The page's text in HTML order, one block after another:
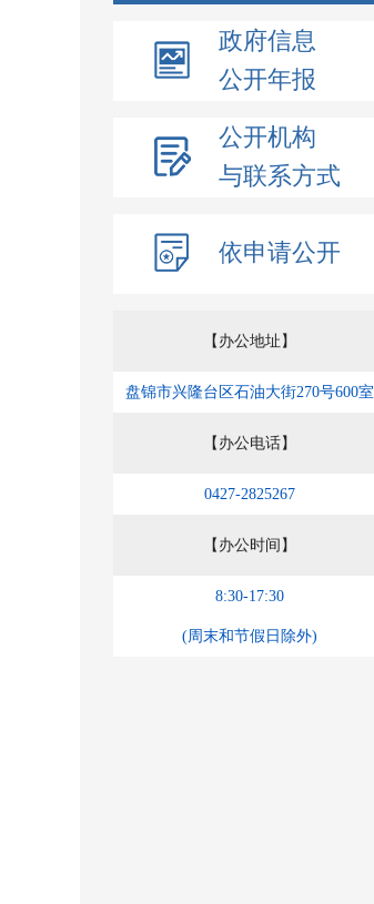
政府信息
公开年报
公开机构
与联系方式
依申请公开
【办公地址】
盘锦市兴隆台区石油大街270号600室
【办公电话】
0427-2825267
【办公时间】
8:30-17:30
(周末和节假日除外)